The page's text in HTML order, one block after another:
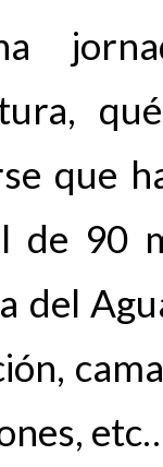
que
de 90
del